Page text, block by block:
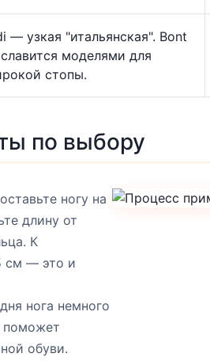
— узкая "итальянская". Bont
моделями для
стопы.
по выбору
ногу на
длину от
К
см — это и
нога немного
поможет
обуви.